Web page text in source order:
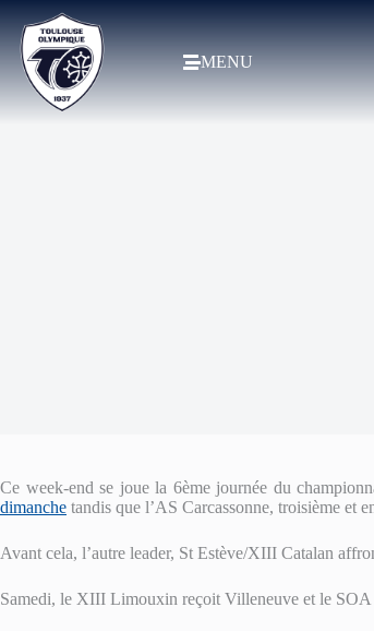
MENU
Ce week-end se joue la 6ème journée du
dimanche tandis que l’AS Carcassonne, troisième et
Avant cela, l’autre leader, St Estève/XIII Catalan
Samedi, le XIII Limouxin reçoit Villeneuve et le